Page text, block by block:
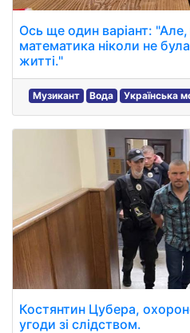
Ось ще один варіант:
математика ніколи не
житті."
Музикант Вода Українська
Костянтин Цубера,
угоди зі слідством.